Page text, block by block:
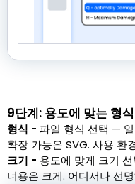
9단계: 용도에 맞는 형
형식 - 파일 형식 선택 —
확장 가능은 SVG. 사용 환
크기 - 용도에 맞게 크기
너용은 크게. 어디서나 선